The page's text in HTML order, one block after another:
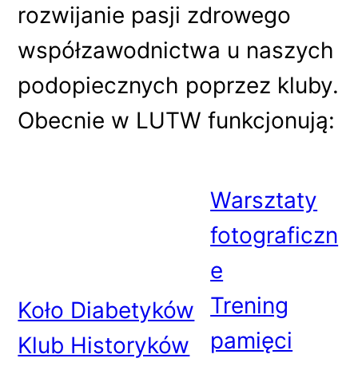
rozwijanie pasji zdrowego
współzawodnictwa u naszych
podopiecznych poprzez kluby.
Obecnie w LUTW funkcjonują:
Koło Diabetyków
Klub Historyków
Warsztaty
fotograficzn
e
Trening
pamięci